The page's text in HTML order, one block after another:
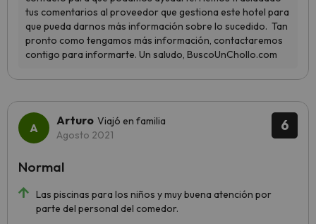
6
Arturo Viajó en familia
Agosto 2021
Las piscinas para los niños y muy buena atención por
parte del personal del comedor.
Normal